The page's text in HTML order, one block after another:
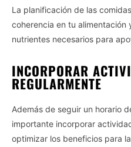
La planificación de las
coherencia en tu
nutrientes necesarios para
INCORPORAR
REGULARMENTE
Además de seguir un horario
importante incorporar
optimizar los beneficios para